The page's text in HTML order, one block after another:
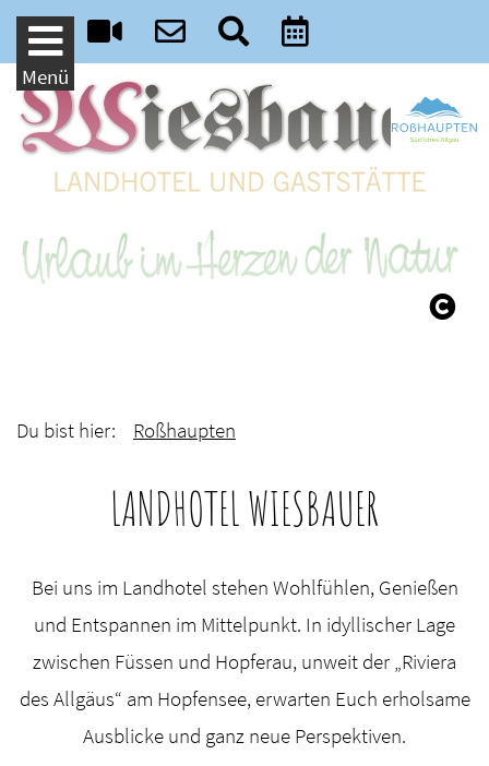
Weiter zum Inhalt
Menü
Du bist hier: Roßhaupten
LANDHOTEL WIESBAUER
Bei uns im Landhotel stehen Wohlfühlen, Genießen
und Entspannen im Mittelpunkt. In idyllischer Lage
zwischen Füssen und Hopferau, unweit der „Riviera
des Allgäus“ am Hopfensee, erwarten Euch erholsame
Ausblicke und ganz neue Perspektiven.